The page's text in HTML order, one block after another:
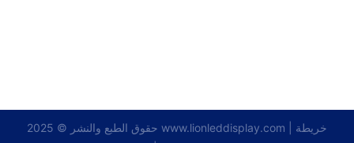
www.lionleddisplay.com
خريطة